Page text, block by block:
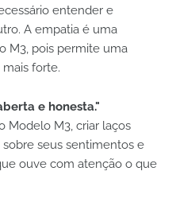
entender e
A empatia é uma
M3, pois permite uma
forte.
e honesta."
Modelo M3, criar laços
seus sentimentos e
ouve com atenção o que